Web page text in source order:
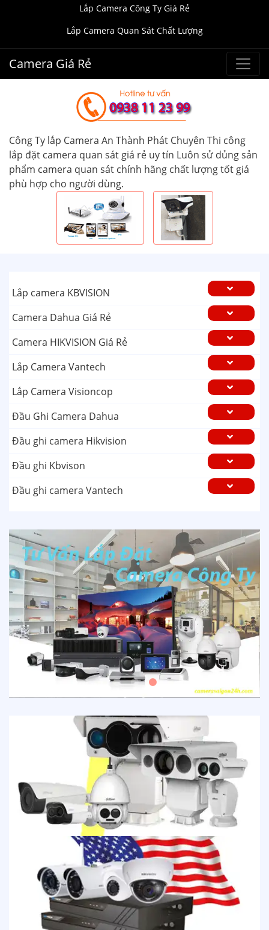
Lắp Camera Công Ty Giá Rẻ
Lắp Camera Quan Sát Chất Lượng
Camera Giá Rẻ
Công Ty lắp Camera An Thành Phát Chuyên Thi công
lắp đặt camera quan sát giá rẻ uy tín Luôn sử dủng sản
phẩm camera quan sát chính hãng chất lượng tốt giá
phù hợp cho người dùng.
Lắp camera KBVISION
Camera Dahua Giá Rẻ
Camera HIKVISION Giá Rẻ
Lắp Camera Vantech
Lắp Camera Visioncop
Đầu Ghi Camera Dahua
Đầu ghi camera Hikvision
Đầu ghi Kbvison
Đầu ghi camera Vantech